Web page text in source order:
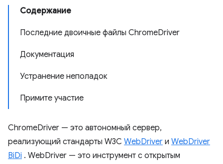
Содержание
Последние двоичные файлы ChromeDriver
Документация
Устранение неполадок
Примите участие
ChromeDriver — это автономный сервер,
реализующий стандарты W3C WebDriver и WebDriver
BiDi . WebDriver — это инструмент с открытым